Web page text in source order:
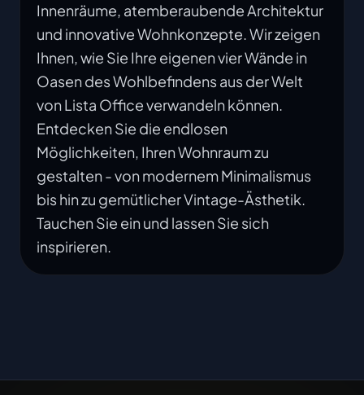
Innenräume, atemberaubende Architektur
und innovative Wohnkonzepte. Wir zeigen
Ihnen, wie Sie Ihre eigenen vier Wände in
Oasen des Wohlbefindens aus der Welt
von Lista Office verwandeln können.
Entdecken Sie die endlosen
Möglichkeiten, Ihren Wohnraum zu
gestalten - von modernem Minimalismus
bis hin zu gemütlicher Vintage-Ästhetik.
Tauchen Sie ein und lassen Sie sich
inspirieren.